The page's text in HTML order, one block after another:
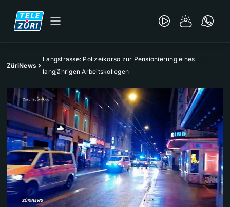
ZüriNews
Langstrasse: Polizeikorso zur Pensionierung eines
langjährigen Arbeitskollegen